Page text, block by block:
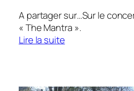
A partager sur…Sur le
« The Mantra ».
Lire la suite: